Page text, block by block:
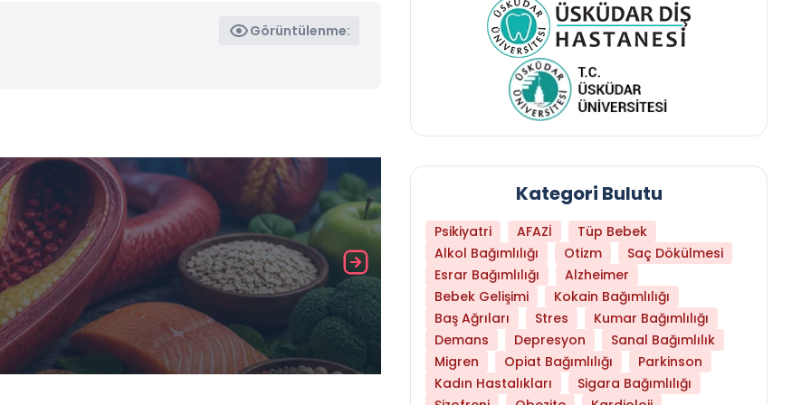
Görüntülenme:
Daha Az Protein Tüketmek Yaşlanmayı
Kategori Bulutu
Psikiyatri AFAZİ
Tüp Bebek
Alkol Bağımlılığı
Otizm
Saç Dökülmesi
Esrar Bağımlılığı
Alzheimer
Bebek Gelişimi
Kokain Bağımlılığı
Baş Ağrıları
Stres
Kumar Bağımlılığı
Demans
Depresyon
Sanal Bağımlılık
Migren
Opiat Bağımlılığı
Parkinson
Kadın Hastalıkları
Sigara Bağımlılığı